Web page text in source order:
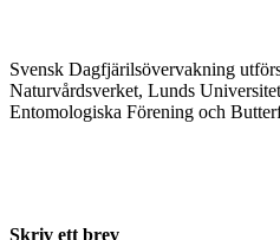
Svensk Dagfjärilsövervakning
Naturvårdsverket, Lunds
Entomologiska Förening och
Skriv ett brev